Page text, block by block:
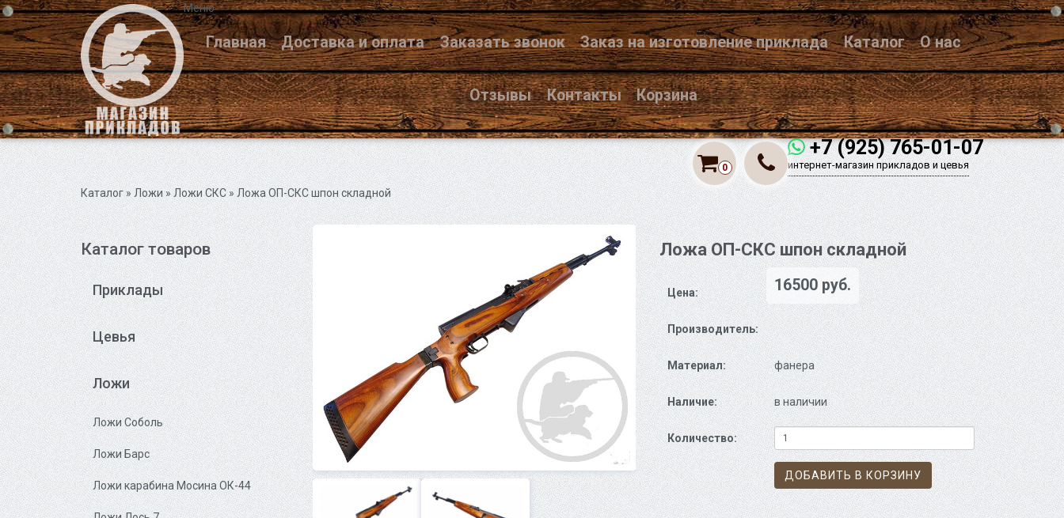
Меню
Главная Доставка и оплата Заказать звонок Заказ на изготовление приклада Каталог О нас
Отзывы Контакты Корзина
+7 (925) 765-01-07
интернет-магазин прикладов и цевья
0
Каталог» Ложи »Ложи СКС» Ложа ОП-СКС шпон складной
Каталог товаров
Приклады
Цевья
Ложи
Ложи Соболь
Ложи Барс
Ложи карабина Мосина ОК-44
Ложа ОП-СКС шпон складной
Цена: 16500 руб.
Производитель:
Материал: фанера
Наличие: в наличии
Количество:
ДОБАВИТЬ В КОРЗИНУ